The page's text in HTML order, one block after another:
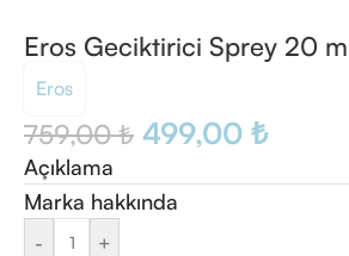
Eros Geciktirici Sprey 20
Eros
759,00₺ 499,00 ₺
Açıklama
Marka hakkında
- +